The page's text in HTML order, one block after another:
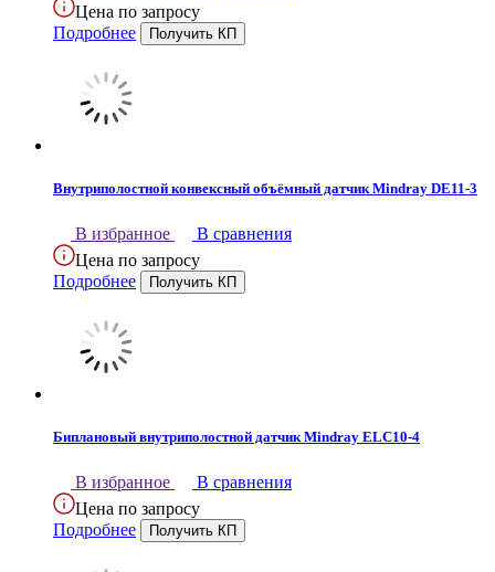
Цена по запросу
Подробнее
Внутриполостной конвексный объёмный датчик Mindray DE11-3
В избранное
В сравнения
Цена по запросу
Подробнее
Биплановый внутриполостной датчик Mindray ELC10-4
В избранное
В сравнения
Цена по запросу
Подробнее